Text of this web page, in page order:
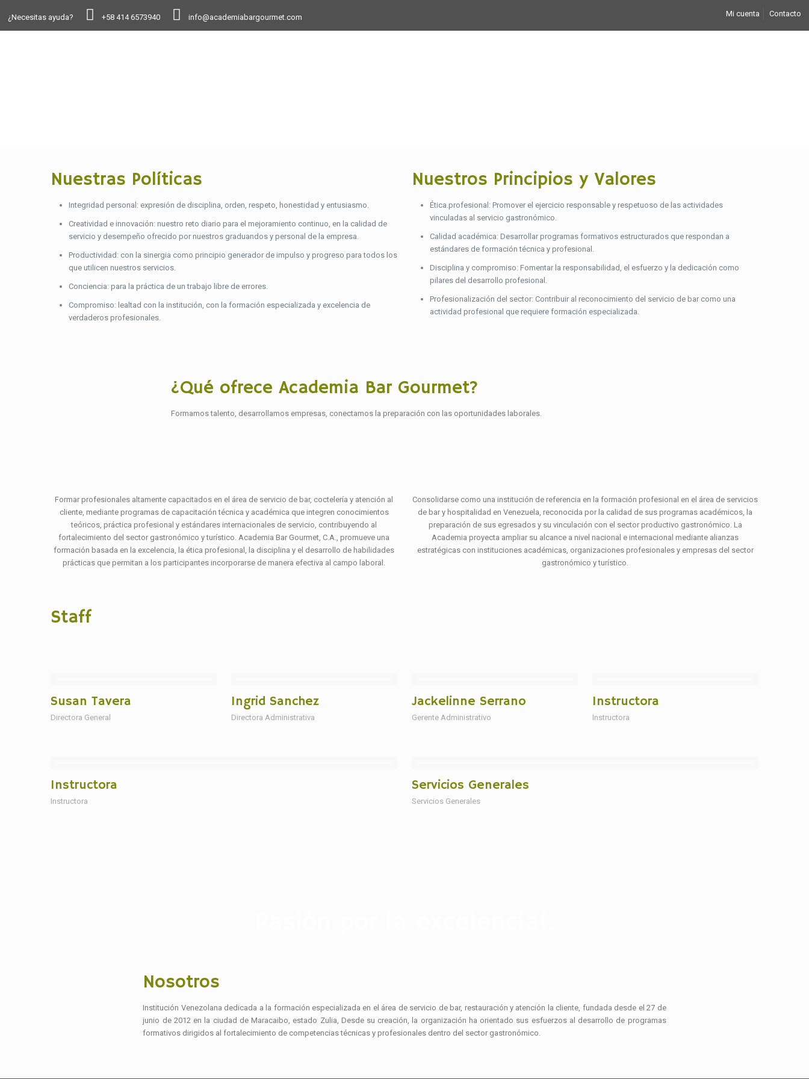
¿Necesitas ayuda? +58 414 6573940 info@academiabargourmet.com Mi cuenta Contacto
Nuestras Políticas
Integridad personal: expresión de disciplina, orden, respeto, honestidad y entusiasmo.
Creatividad e innovación: nuestro reto diario para el mejoramiento continuo, en la calidad de
servicio y desempeño ofrecido por nuestros graduandos y personal de la empresa.
Productividad: con la sinergia como principio generador de impulso y progreso para todos los
que utilicen nuestros servicios.
Conciencia: para la práctica de un trabajo libre de errores.
Compromiso: lealtad con la institución, con la formación especializada y excelencia de
verdaderos profesionales.
Nuestros Principios y Valores
Ética.profesional: Promover el ejercicio responsable y respetuoso de las actividades
vinculadas al servicio gastronómico.
Calidad académica: Desarrollar programas formativos estructurados que respondan a
estándares de formación técnica y profesional.
Disciplina y compromiso: Fomentar la responsabilidad, el esfuerzo y la dedicación como
pilares del desarrollo profesional.
Profesionalización del sector: Contribuir al reconocimiento del servicio de bar como una
actividad profesional que requiere formación especializada.
¿Qué ofrece Academia Bar Gourmet?
Formamos talento, desarrollamos empresas, conectamos la preparación con las oportunidades laborales.
Formar profesionales altamente capacitados en el área de servicio de bar, coctelería y atención al
cliente, mediante programas de capacitación técnica y académica que integren conocimientos
teóricos, práctica profesional y estándares internacionales de servicio, contribuyendo al
fortalecimiento del sector gastronómico y turístico. Academia Bar Gourmet, C.A., promueve una
formación basada en la excelencia, la ética profesional, la disciplina y el desarrollo de habilidades
prácticas que permitan a los participantes incorporarse de manera efectiva al campo laboral.
Consolidarse como una institución de referencia en la formación profesional en el área de servicios
de bar y hospitalidad en Venezuela, reconocida por la calidad de sus programas académicos, la
preparación de sus egresados y su vinculación con el sector productivo gastronómico. La
Academia proyecta ampliar su alcance a nivel nacional e internacional mediante alianzas
estratégicas con instituciones académicas, organizaciones profesionales y empresas del sector
gastronómico y turístico.
Staff
Susan Tavera
Directora General
Ingrid Sanchez
Directora Administrativa
Jackelinne Serrano
Gerente Administrativo
Instructora
Instructora
Instructora
Instructora
Servicios Generales
Servicios Generales
Nosotros
Institución Venezolana dedicada a la formación especializada en el área de servicio de bar, restauración y atención la cliente, fundada desde el 27 de
junio de 2012 en la ciudad de Maracaibo, estado Zulia, Desde su creación, la organización ha orientado sus esfuerzos al desarrollo de programas
formativos dirigidos al fortalecimiento de competencias técnicas y profesionales dentro del sector gastronómico.